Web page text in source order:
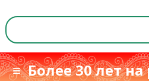
≡ Более 30 лет